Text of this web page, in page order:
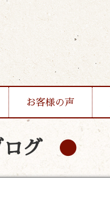
お客様の声
ログ